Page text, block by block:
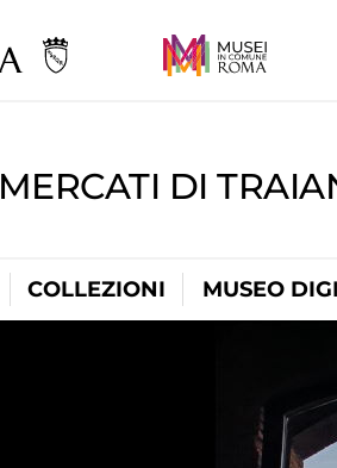
MERCATI DI
COLLEZIONI MUSEO